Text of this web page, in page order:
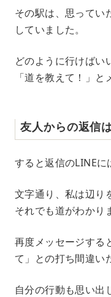
その駅は、思ってい
していました。
どのように行けばい
「道を教えて！」と
友人からの返信
すると返信のLINEに
文字通り、私は辺り
それでも道がわかり
再度メッセージする
て」との打ち間違い
自分の行動も思い出